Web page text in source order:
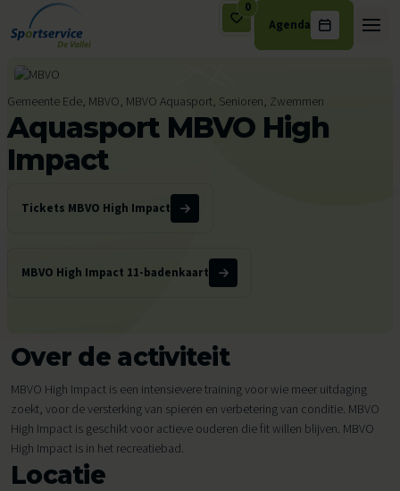
Ga naar de inhoud
0
Agenda
Gemeente Ede, MBVO, MBVO Aquasport, Senioren, Zwemmen
Aquasport MBVO High
Impact
Tickets MBVO High Impact
MBVO High Impact 11-badenkaart
Over de activiteit
MBVO High Impact is een intensievere training voor wie meer uitdaging
zoekt, voor de versterking van spieren en verbetering van conditie. MBVO
High Impact is geschikt voor actieve ouderen die fit willen blijven. MBVO
High Impact is in het recreatiebad.
Locatie